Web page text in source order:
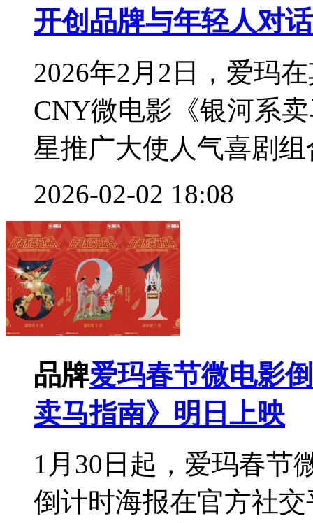
开创品牌与年轻人对
2026年2月2日，爱玛
CNY微电影《银河系
星推广大使人气喜剧组
2026-02-02 18:08
品牌爱玛春节微电影
卖马指南》明日上映
1月30日起，爱玛春节
倒计时海报在官方社